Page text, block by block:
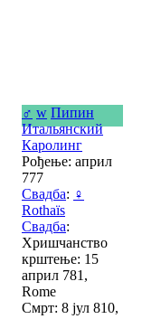
♂ w Пипин
Итальянский
Каролинг
Рођење: април
777
Свадба: ♀
Rothaïs
Свадба:
Хришчанство
крштење: 15
април 781,
Rome
Смрт: 8 јул 810,